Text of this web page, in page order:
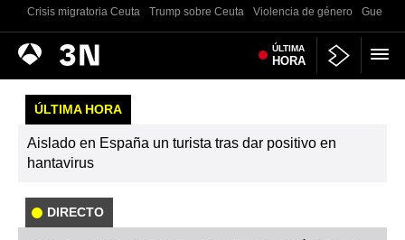
Crisis migratoria Ceuta Trump sobre Ceuta Violencia de género Guerra
Antena
3
Noticias ÚLTIMA
HORA
ÚLTIMA HORA
Aislado en España un turista tras dar positivo en
hantavirus
DIRECTO